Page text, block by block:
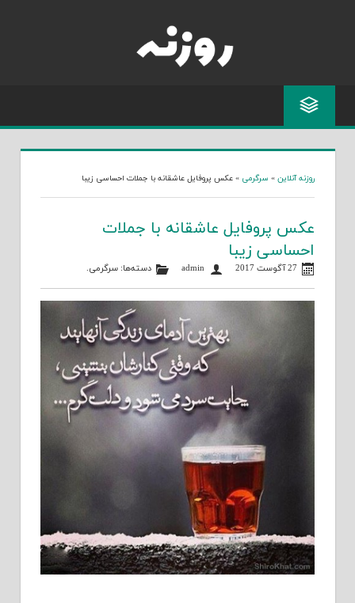
روزنه آنلاین » سرگرمی » عکس پروفایل عاشقانه با جملات احساسی زیبا
عکس پروفایل عاشقانه با جملات
احساسی زیبا
27 آگوست 2017 دسته‌ها: سرگرمی.